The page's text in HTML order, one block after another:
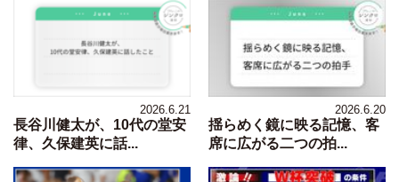
2026.6.21
長谷川健太が、10代の堂安
律、久保建英に話...
2026.6.20
揺らめく鏡に映る記憶、客
席に広がる二つの拍...